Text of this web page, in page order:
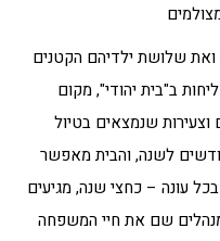
ואת שלושת ילדיהם הקטנים
ב"בית יהודי", מקום
וצעירות שנמצאים בטיול
לשנה, והבית מאפשר
עונה – כחצי שנה, מגיעים
שם את חיי המשפחה